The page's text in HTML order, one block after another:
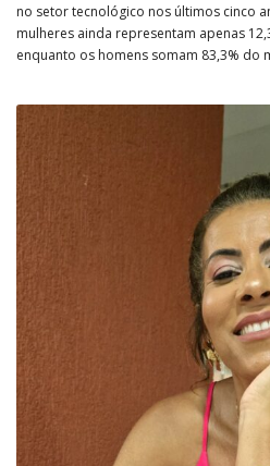
no setor tecnológico nos últimos cinco
mulheres ainda representam apenas
enquanto os homens somam 83,3% do